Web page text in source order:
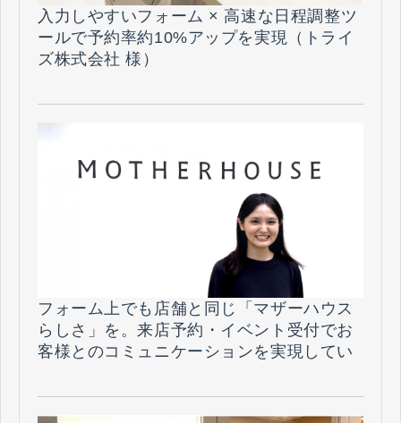
入力しやすいフォーム × 高速な日程調整ツ
ールで予約率約10%アップを実現（トライ
ズ株式会社 様）
フォーム上でも店舗と同じ「マザーハウス
らしさ」を。来店予約・イベント受付でお
客様とのコミュニケーションを実現してい
様）